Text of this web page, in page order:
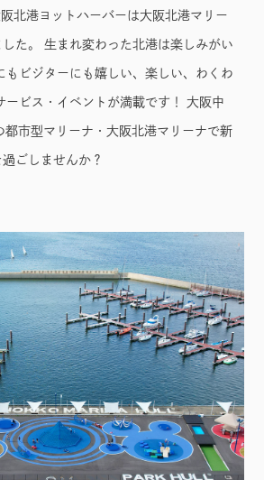
北港ヨットハーバーは大阪北港マリー
た。 生まれ変わった北港は楽しみがい
もビジターにも嬉しい、楽しい、わくわ
ービス・イベントが満載です！ 大阪中
市型マリーナ・大阪北港マリーナで新
ごしませんか？